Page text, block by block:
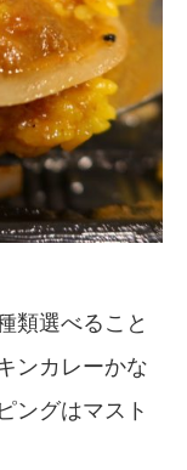
類選べること
ンカレーかな
ングはマスト